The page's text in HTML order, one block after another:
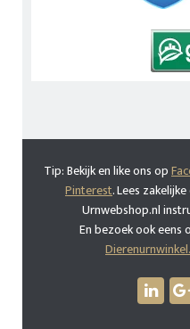
Tip: Bekijk en like ons op
Pinterest. Lees
Urnwebshop.nl
En bezoek ook eens